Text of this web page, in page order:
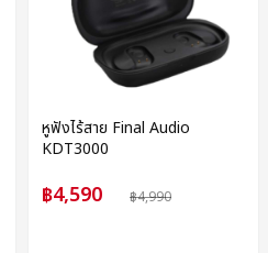
หูฟังไร้สาย Final Audio
KDT3000
฿4,590 ฿4,990